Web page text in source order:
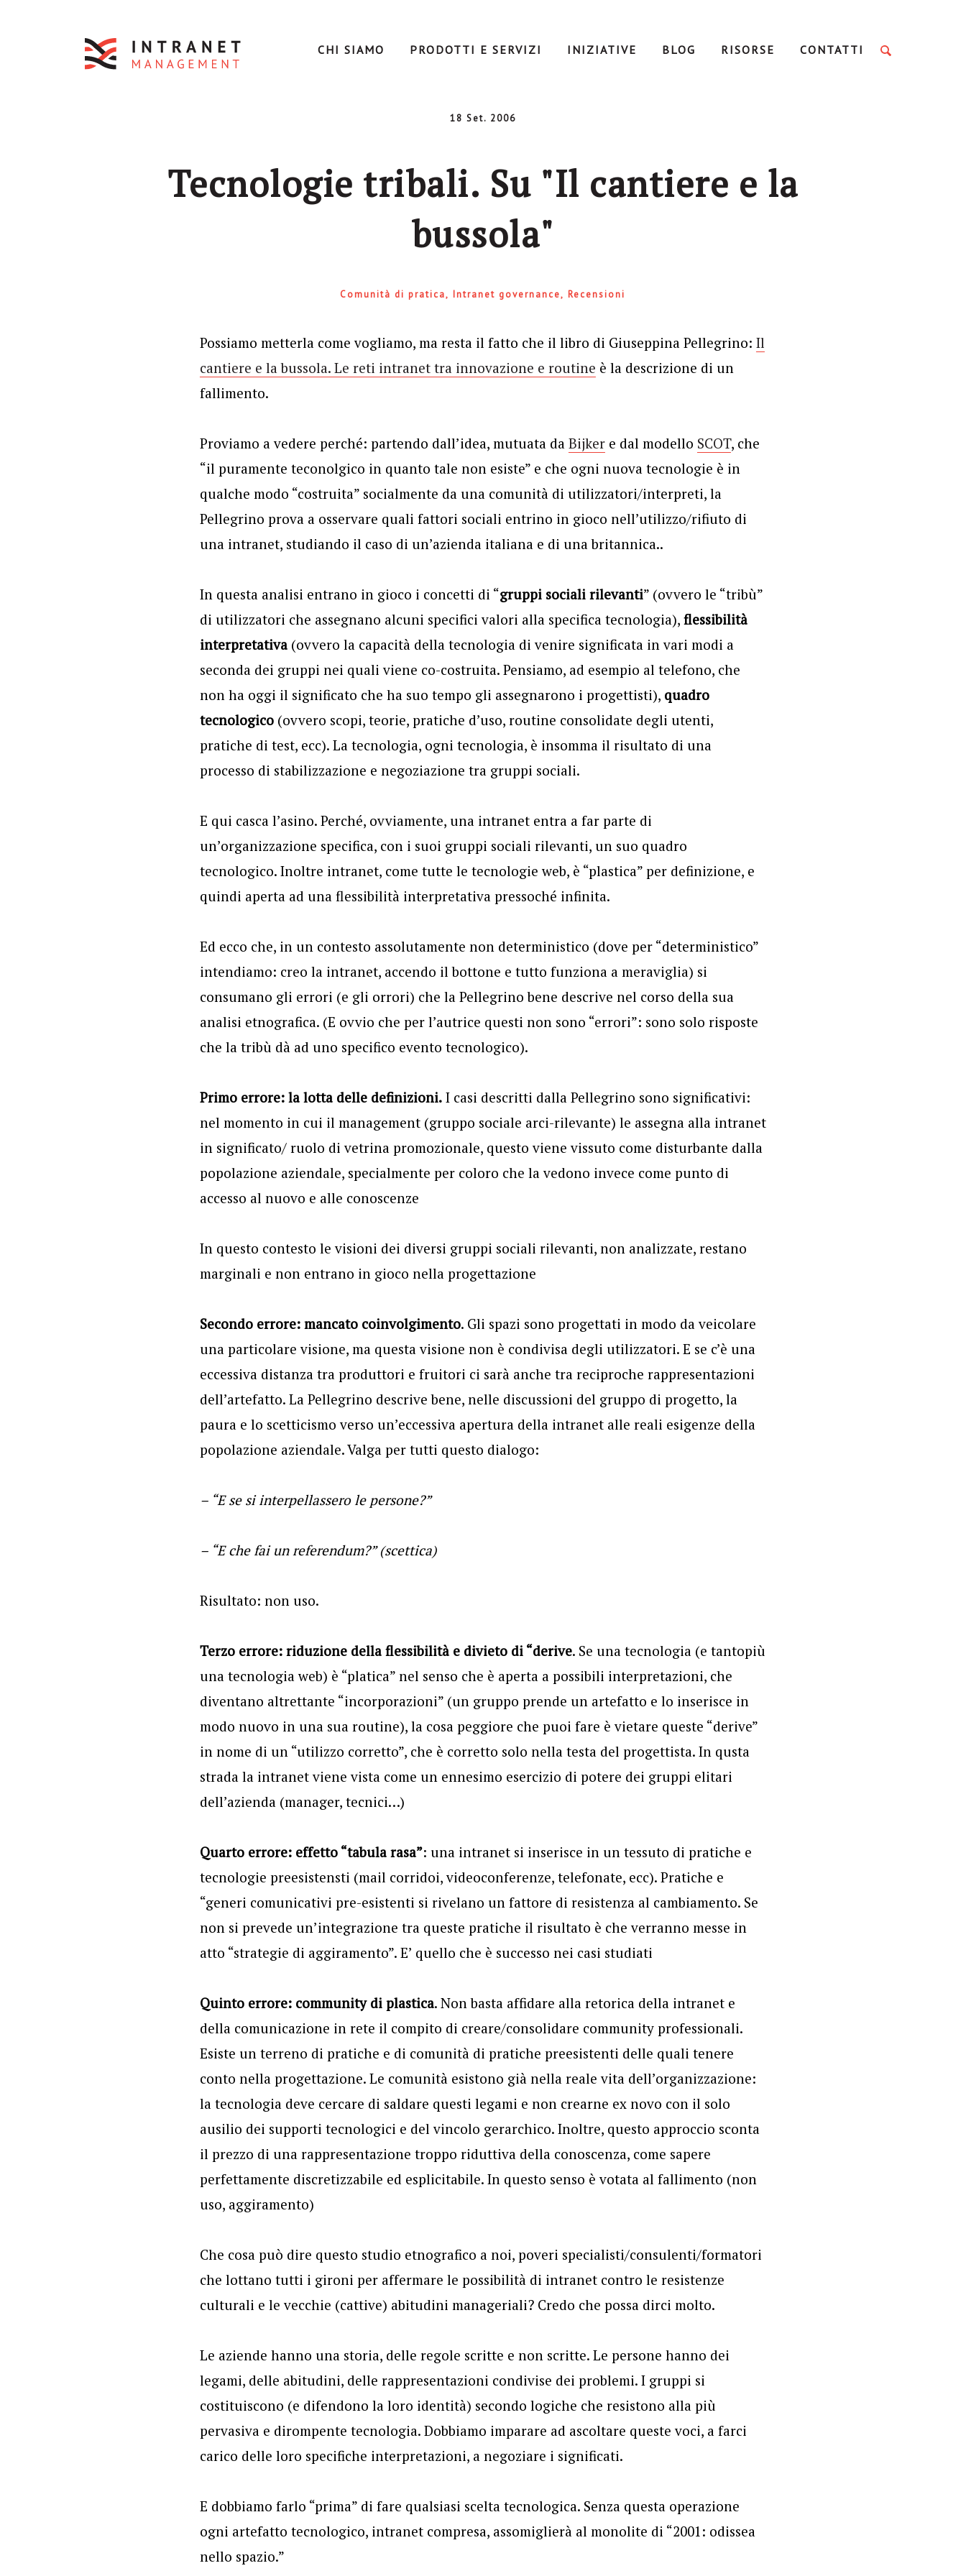
CHI SIAMO PRODOTTI E SERVIZI INIZIATIVE BLOG RISORSE CONTATTI
18 Set. 2006
Tecnologie tribali. Su "Il cantiere e la
bussola"
Comunità di pratica Intranet governance Recensioni
Possiamo metterla come vogliamo, ma resta il fatto che il libro di Giuseppina Pellegrino: Il
cantiere e la bussola. Le reti intranet tra innovazione e routine è la descrizione di un
fallimento.
Proviamo a vedere perché: partendo dall’idea, mutuata da Bijkere dal modello SCOT, che
“il puramente teconolgico in quanto tale non esiste” e che ogni nuova tecnologie è in
qualche modo “costruita” socialmente da una comunità di utilizzatori/interpreti, la
Pellegrino prova a osservare quali fattori sociali entrino in gioco nell’utilizzo/rifiuto di
una intranet, studiando il caso di un’azienda italiana e di una britannica..
In questa analisi entrano in gioco i concetti di “gruppi sociali rilevanti” (ovvero le “tribù”
di utilizzatori che assegnano alcuni specifici valori alla specifica tecnologia), flessibilità
interpretativa(ovvero la capacità della tecnologia di venire significata in vari modi a
seconda dei gruppi nei quali viene co-costruita. Pensiamo, ad esempio al telefono, che
non ha oggi il significato che ha suo tempo gli assegnarono i progettisti), quadro
tecnologico(ovvero scopi, teorie, pratiche d’uso, routine consolidate degli utenti,
pratiche di test, ecc). La tecnologia, ogni tecnologia, è insomma il risultato di una
processo di stabilizzazione e negoziazione tra gruppi sociali.
E qui casca l’asino. Perché, ovviamente, una intranet entra a far parte di
un’organizzazione specifica, con i suoi gruppi sociali rilevanti, un suo quadro
tecnologico. Inoltre intranet, come tutte le tecnologie web, è “plastica” per definizione, e
quindi aperta ad una flessibilità interpretativa pressoché infinita.
Ed ecco che, in un contesto assolutamente non deterministico (dove per “deterministico”
intendiamo: creo la intranet, accendo il bottone e tutto funziona a meraviglia) si
consumano gli errori (e gli orrori) che la Pellegrino bene descrive nel corso della sua
analisi etnografica. (E ovvio che per l’autrice questi non sono “errori”: sono solo risposte
che la tribù dà ad uno specifico evento tecnologico).
Primo errore: la lotta delle definizioni.I casi descritti dalla Pellegrino sono significativi:
nel momento in cui il management (gruppo sociale arci-rilevante) le assegna alla intranet
in significato/ ruolo di vetrina promozionale, questo viene vissuto come disturbante dalla
popolazione aziendale, specialmente per coloro che la vedono invece come punto di
accesso al nuovo e alle conoscenze
In questo contesto le visioni dei diversi gruppi sociali rilevanti, non analizzate, restano
marginali e non entrano in gioco nella progettazione
Secondo errore: mancato coinvolgimento. Gli spazi sono progettati in modo da veicolare
una particolare visione, ma questa visione non è condivisa degli utilizzatori. E se c’è una
eccessiva distanza tra produttori e fruitori ci sarà anche tra reciproche rappresentazioni
dell’artefatto. La Pellegrino descrive bene, nelle discussioni del gruppo di progetto, la
paura e lo scetticismo verso un’eccessiva apertura della intranet alle reali esigenze della
popolazione aziendale. Valga per tutti questo dialogo:
– “E se si interpellassero le persone?”
– “E che fai un referendum?” (scettica)
Risultato: non uso.
Terzo errore: riduzione della flessibilità e divieto di “derive. Se una tecnologia (e tantopiù
una tecnologia web) è “platica” nel senso che è aperta a possibili interpretazioni, che
diventano altrettante “incorporazioni” (un gruppo prende un artefatto e lo inserisce in
modo nuovo in una sua routine), la cosa peggiore che puoi fare è vietare queste “derive”
in nome di un “utilizzo corretto”, che è corretto solo nella testa del progettista. In qusta
strada la intranet viene vista come un ennesimo esercizio di potere dei gruppi elitari
dell’azienda (manager, tecnici…)
Quarto errore: effetto “tabula rasa”: una intranet si inserisce in un tessuto di pratiche e
tecnologie preesistensti (mail corridoi, videoconferenze, telefonate, ecc). Pratiche e
“generi comunicativi pre-esistenti si rivelano un fattore di resistenza al cambiamento. Se
non si prevede un’integrazione tra queste pratiche il risultato è che verranno messe in
atto “strategie di aggiramento”. E’ quello che è successo nei casi studiati
Quinto errore: community di plastica. Non basta affidare alla retorica della intranet e
della comunicazione in rete il compito di creare/consolidare community professionali.
Esiste un terreno di pratiche e di comunità di pratiche preesistenti delle quali tenere
conto nella progettazione. Le comunità esistono già nella reale vita dell’organizzazione:
la tecnologia deve cercare di saldare questi legami e non crearne ex novo con il solo
ausilio dei supporti tecnologici e del vincolo gerarchico. Inoltre, questo approccio sconta
il prezzo di una rappresentazione troppo riduttiva della conoscenza, come sapere
perfettamente discretizzabile ed esplicitabile. In questo senso è votata al fallimento (non
uso, aggiramento)
Che cosa può dire questo studio etnografico a noi, poveri specialisti/consulenti/formatori
che lottano tutti i gironi per affermare le possibilità di intranet contro le resistenze
culturali e le vecchie (cattive) abitudini manageriali? Credo che possa dirci molto.
Le aziende hanno una storia, delle regole scritte e non scritte. Le persone hanno dei
legami, delle abitudini, delle rappresentazioni condivise dei problemi. I gruppi si
costituiscono (e difendono la loro identità) secondo logiche che resistono alla più
pervasiva e dirompente tecnologia. Dobbiamo imparare ad ascoltare queste voci, a farci
carico delle loro specifiche interpretazioni, a negoziare i significati.
E dobbiamo farlo “prima” di fare qualsiasi scelta tecnologica. Senza questa operazione
ogni artefatto tecnologico, intranet compresa, assomiglierà al monolite di “2001: odissea
nello spazio.”